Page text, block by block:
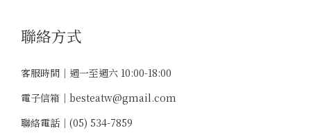
聯絡方式
客服時間｜週一至週六 10:00-18:00
電子信箱｜ besteatw@gmail.com
聯絡電話｜ (05) 534-7859